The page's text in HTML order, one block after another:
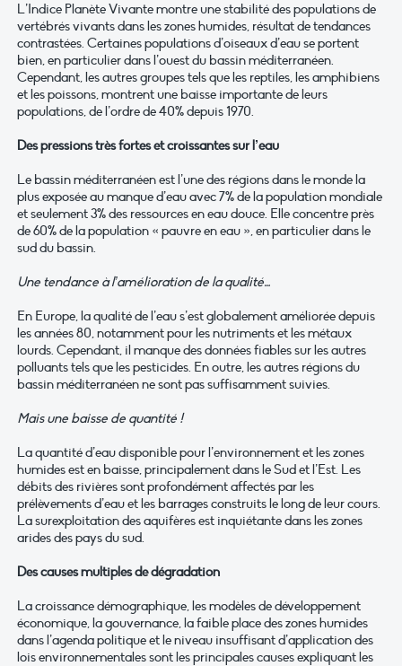
L’Indice Planète Vivante montre une stabilité des populations de
vertébrés vivants dans les zones humides, résultat de tendances
contrastées. Certaines populations d’oiseaux d’eau se portent
bien, en particulier dans l’ouest du bassin méditerranéen.
Cependant, les autres groupes tels que les reptiles, les amphibiens
et les poissons, montrent une baisse importante de leurs
populations, de l’ordre de 40% depuis 1970.
Des pressions très fortes et croissantes sur l’eau
Le bassin méditerranéen est l’une des régions dans le monde la
plus exposée au manque d’eau avec 7% de la population mondiale
et seulement 3% des ressources en eau douce. Elle concentre près
de 60% de la population « pauvre en eau », en particulier dans le
sud du bassin.
Une tendance à l’amélioration de la qualité…
En Europe, la qualité de l’eau s’est globalement améliorée depuis
les années 80, notamment pour les nutriments et les métaux
lourds. Cependant, il manque des données fiables sur les autres
polluants tels que les pesticides. En outre, les autres régions du
bassin méditerranéen ne sont pas suffisamment suivies.
Mais une baisse de quantité !
La quantité d’eau disponible pour l’environnement et les zones
humides est en baisse, principalement dans le Sud et l’Est. Les
débits des rivières sont profondément affectés par les
prélèvements d’eau et les barrages construits le long de leur cours.
La surexploitation des aquifères est inquiétante dans les zones
arides des pays du sud.
Des causes multiples de dégradation
La croissance démographique, les modèles de développement
économique, la gouvernance, la faible place des zones humides
dans l’agenda politique et le niveau insuffisant d’application des
lois environnementales sont les principales causes expliquant les